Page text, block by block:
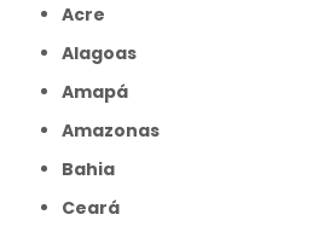
Acre
Alagoas
Amapá
Amazonas
Bahia
Ceará